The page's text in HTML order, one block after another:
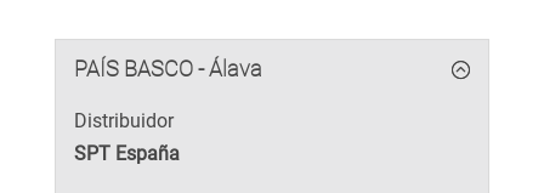
PAÍS BASCO - Álava
Distribuidor
SPT España